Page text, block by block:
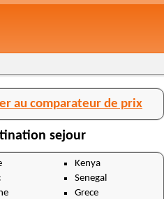
au comparateur de prix
sejour
Kenya
Senegal
Grece